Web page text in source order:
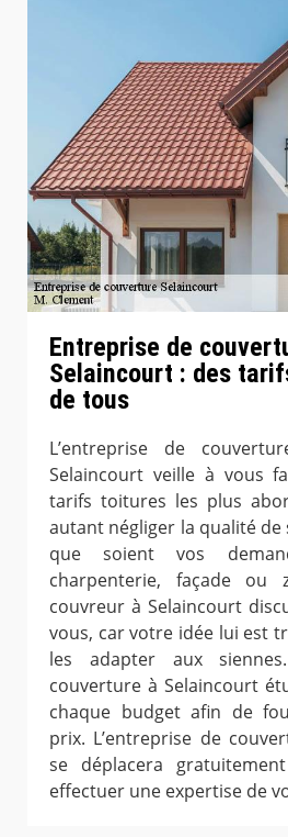
Entreprise de
Selaincourt : des
de tous
L’entreprise de
Selaincourt veille à vous
tarifs toitures les plus
autant négliger la qualité de
que soient vos
charpenterie, façade ou
couvreur à Selaincourt
vous, car votre idée lui est
les adapter aux
couverture à Selaincourt
chaque budget afin de
prix. L’entreprise de
se déplacera
effectuer une expertise de